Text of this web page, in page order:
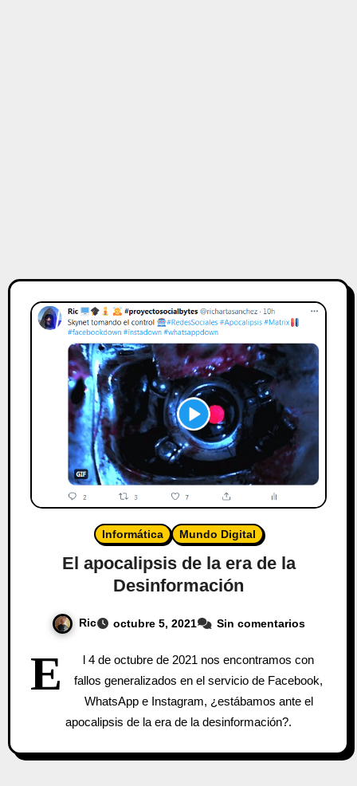
Informática Mundo Digital
El apocalipsis de la era de la
Desinformación
Ric octubre 5, 2021 Sin comentarios
E
l 4 de octubre de 2021 nos encontramos con
fallos generalizados en el servicio de Facebook,
WhatsApp e Instagram, ¿estábamos ante el
apocalipsis de la era de la desinformación?.